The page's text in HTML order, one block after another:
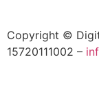
Copyright ©
15720111002 –